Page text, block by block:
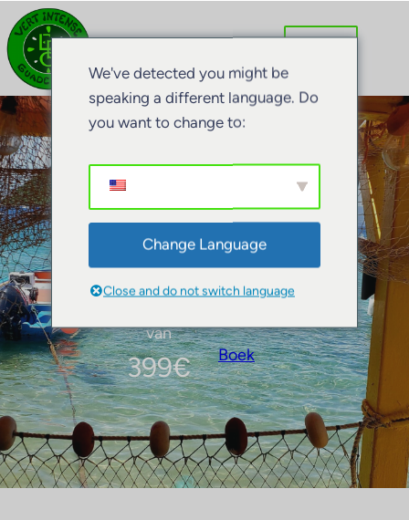
Frisse lucht verblijf
van
399€ Boek
We've detected you might be
speaking a different language. Do
you want to change to:
Change Language
Close and do not switch language